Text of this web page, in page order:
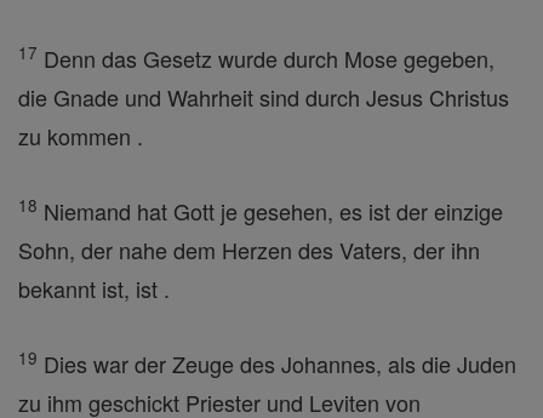
17 Denn das Gesetz wurde durch Mose gegeben,
die Gnade und Wahrheit sind durch Jesus Christus
zu kommen .
18 Niemand hat Gott je gesehen, es ist der einzige
Sohn, der nahe dem Herzen des Vaters, der ihn
bekannt ist, ist .
19 Dies war der Zeuge des Johannes, als die Juden
zu ihm geschickt Priester und Leviten von